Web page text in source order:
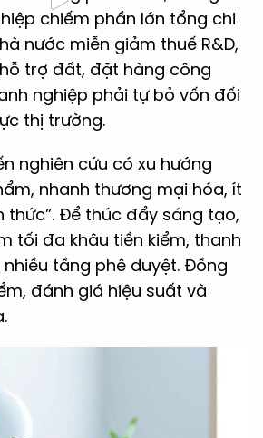
chiếm phần lớn tổng chi
nước miễn giảm thuế R&D,
trợ đất, đặt hàng công
nghiệp phải tự bỏ vốn đối
thị trường.
nghiên cứu có xu hướng
nhanh thương mại hóa, ít
thức”. Để thúc đẩy sáng tạo,
tối đa khâu tiền kiểm, thanh
tầng phê duyệt. Đồng
đánh giá hiệu suất và